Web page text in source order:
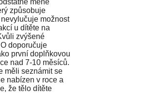
způsobuje
možnost
u dítěte na
zvýšené
doporučuje
první doplňkovou
nad 7-10 měsíců.
měli seznámit se
nabízen v roce a
že tělo dítěte